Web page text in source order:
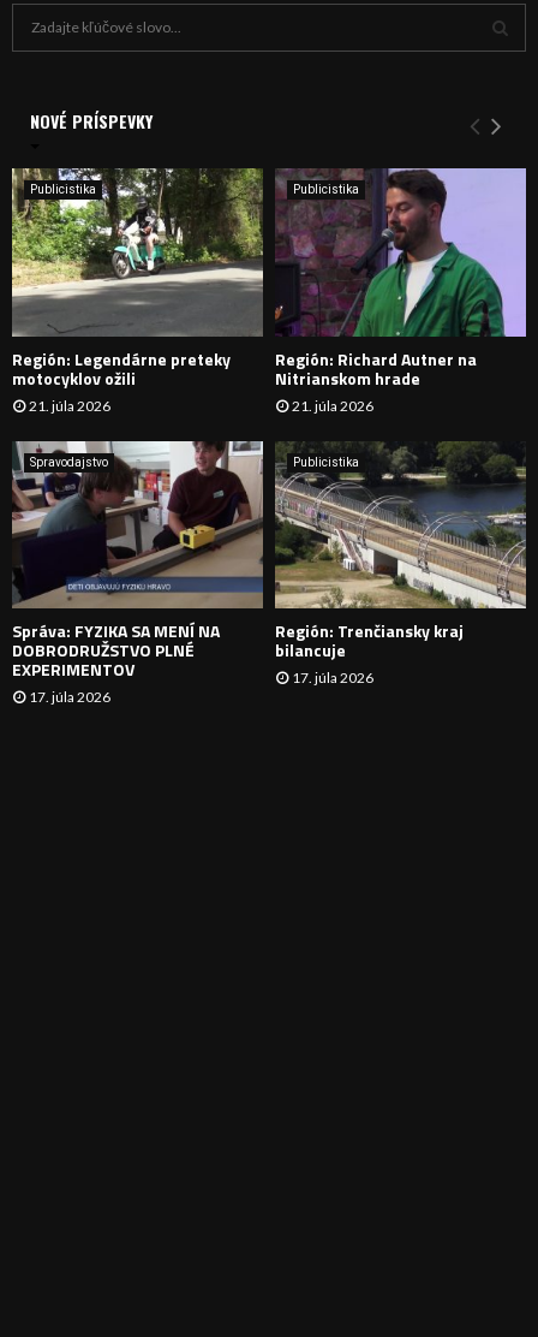
i
e
:
Y
H
D
A
N
I
E
NOVÉ PRÍSPEVKY
Publicistika
Región: Legendárne preteky
motocyklov ožili
21. júla 2026
Publicistika
Región: Richard Autner na
Nitrianskom hrade
21. júla 2026
Spravodajstvo
Správa: FYZIKA SA MENÍ NA
DOBRODRUŽSTVO PLNÉ
EXPERIMENTOV
17. júla 2026
Publicistika
Región: Trenčiansky kraj
bilancuje
17. júla 2026